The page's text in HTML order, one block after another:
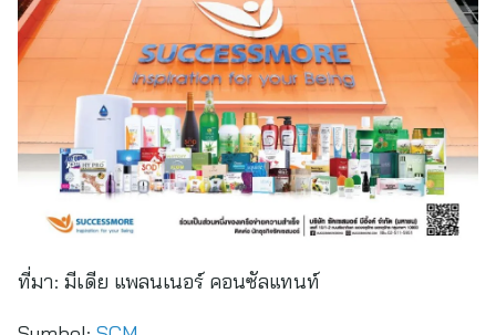
ที่มา: มีเดีย แพลนเนอร์ คอนซัลแทนท์